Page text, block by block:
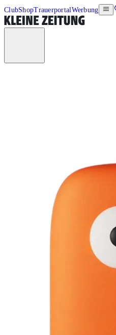
ClubShopTrauerportalWerbung